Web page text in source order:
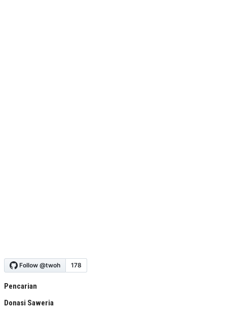
Pencarian
Donasi Saweria